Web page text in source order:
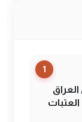
1
العراق